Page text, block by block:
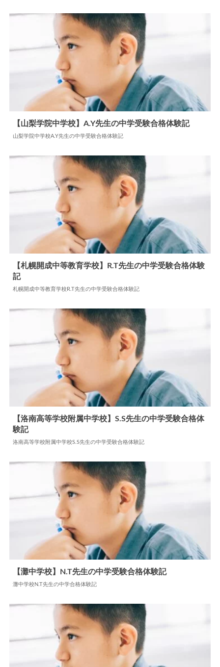
【山梨学院中学校】A.Y先生の中学受験合格体験記
山梨学院中学校A.Y先生の中学受験合格体験記
中学合格体験記
【札幌開成中等教育学校】R.T先生の中学受験合格体験
記
札幌開成中等教育学校R.T先生の中学受験合格体験記
中学合格体験記
【洛南高等学校附属中学校】S.S先生の中学受験合格体
験記
洛南高等学校附属中学校S.S先生の中学受験合格体験記
【灘中学校】N.T先生の中学受験合格体験記
灘中学校N.T先生の中学合格体験記